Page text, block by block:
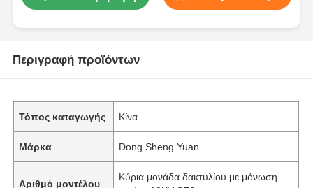
Περιγραφή προϊόντων
Τόπος καταγωγής Κίνα
Μάρκα Dong Sheng Yuan
Αριθμό μοντέλου
Κύρια μονάδα δακτυλίου με μόνωση